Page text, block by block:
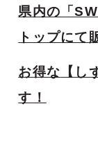
県内の「
トップにて
お得な 【し
す！